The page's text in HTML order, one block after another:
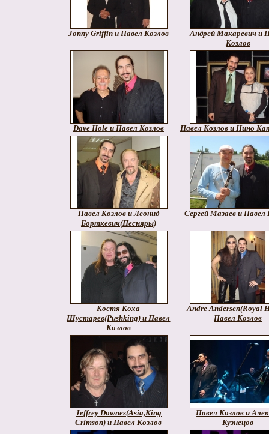
Jonny Griffin и Павел Козлов
Андрей Макаревич и
Козлов
Dave Hole и Павел Козлов Павел Козлов и Нино
Павел Козлов и Леонид
Борткевич(Песняры)
Сергей Мазаев и Павел
Костя Коха
Шустарев(Pushking) и Павел
Козлов
Andre Andersen(Royal
Павел Козлов
Jeffrey Downes(Asia,King
Crimson) и Павел Козлов
Павел Козлов и
Кузнецов